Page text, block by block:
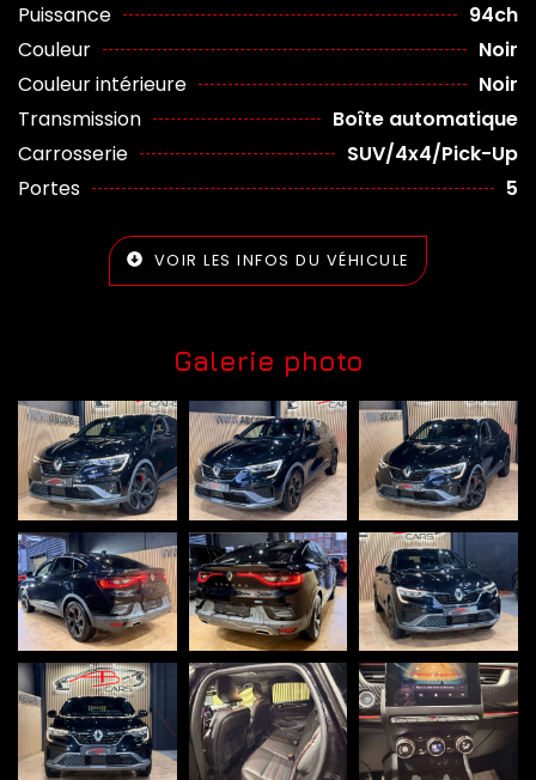
Puissance
94ch
Couleur
Noir
Couleur intérieure
Noir
Transmission
Boîte automatique
Carrosserie
SUV/4x4/Pick-Up
Portes
5
VOIR LES INFOS DU VÉHICULE
Galerie photo